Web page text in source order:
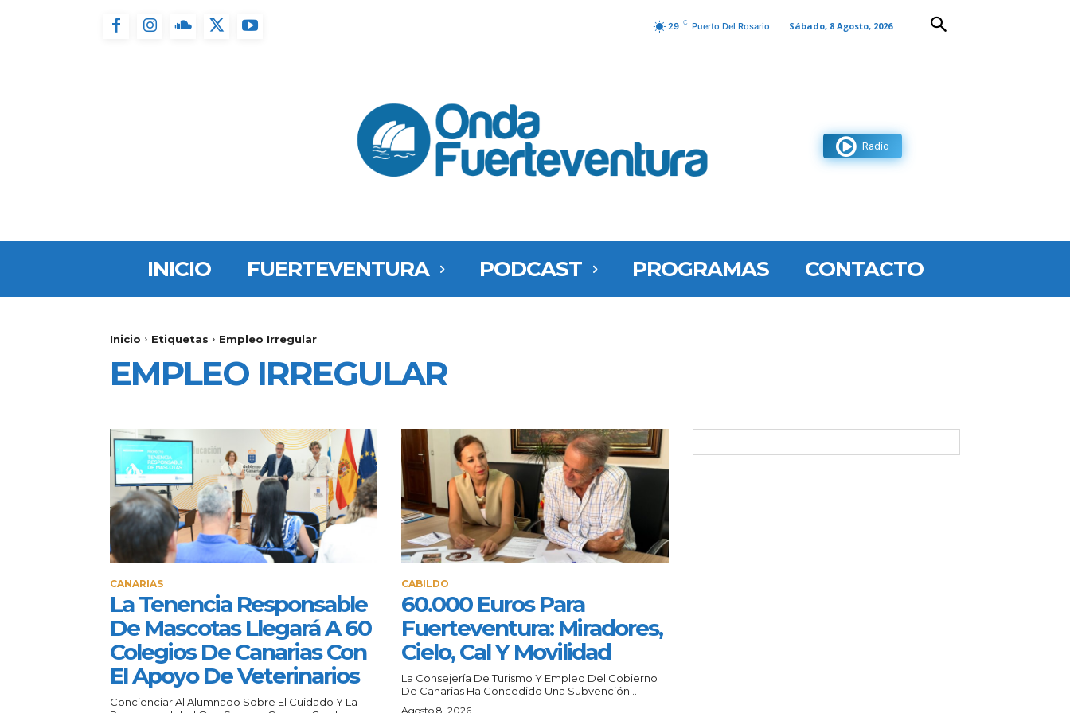
29 C Puerto Del Rosario Sábado, 8 Agosto, 2026
Radio
INICIO FUERTEVENTURA PODCAST PROGRAMAS CONTACTO
Inicio Etiquetas Empleo Irregular
EMPLEO IRREGULAR
CANARIAS
La Tenencia Responsable
De Mascotas Llegará A 60
Colegios De Canarias Con
El Apoyo De Veterinarios
Concienciar Al Alumnado Sobre El Cuidado Y La
CABILDO
60.000 Euros Para
Fuerteventura: Miradores,
Cielo, Cal Y Movilidad
La Consejería De Turismo Y Empleo Del Gobierno
De Canarias Ha Concedido Una Subvención...
Agosto 8, 2026